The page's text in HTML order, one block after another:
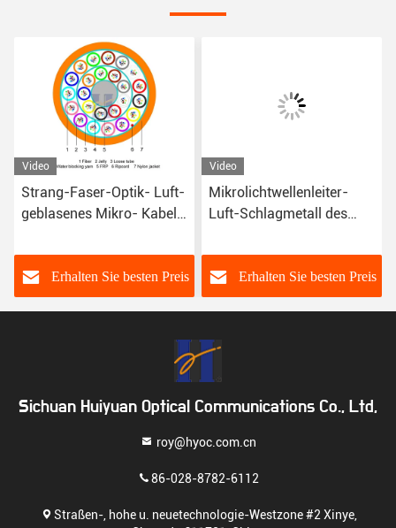
Video
Strang-Faser-Optik- Luft-
geblasenes Mikro- Kabel
Erhalten Sie besten Preis
Video
Mikrolichtwellenleiter-
Luft-Schlagmetall des
Erhalten Sie besten Preis
Sichuan Huiyuan Optical Communications Co., Ltd,
roy@hyoc.com.cn
86-028-8782-6112
Straßen-, hohe u. neuetechnologie-Westzone #2 Xinye,